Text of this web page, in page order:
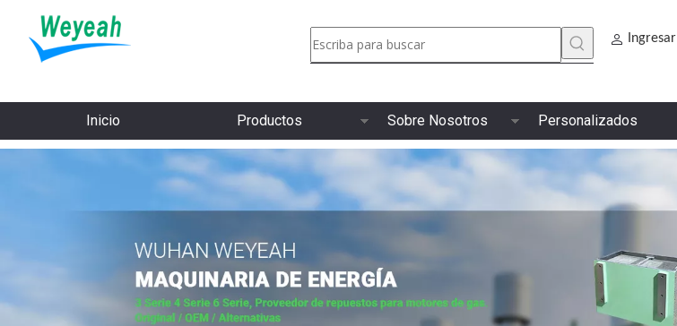
Ingresar
Inicio Productos Sobre Nosotros Personalizados